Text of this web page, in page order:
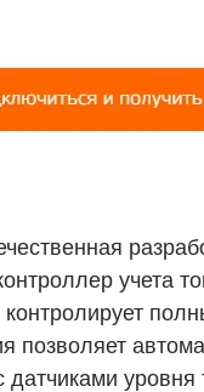
учета
позволяет
датчиками